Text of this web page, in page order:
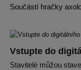
Součástí hračky
Vstupte do
Stavitelé můžou